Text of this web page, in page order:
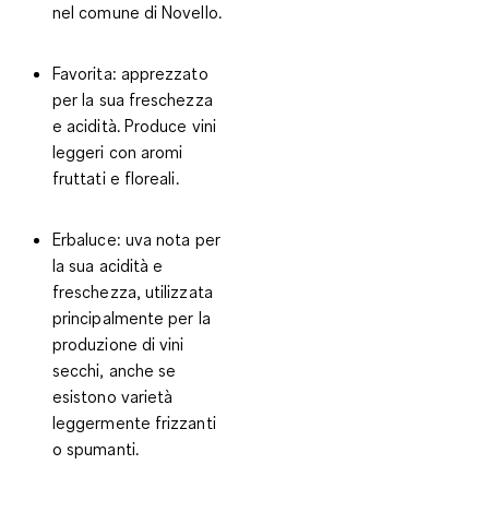
nel comune di Novello.
Favorita: apprezzato
per la sua freschezza
e acidità. Produce vini
leggeri con aromi
fruttati e floreali.
Erbaluce: uva nota per
la sua acidità e
freschezza, utilizzata
principalmente per la
produzione di vini
secchi, anche se
esistono varietà
leggermente frizzanti
o spumanti.